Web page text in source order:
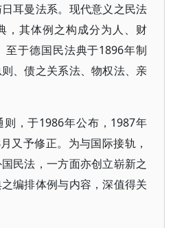
耳曼法系。现代意义之民法
，其体例之构成分为人、财
至于德国民法典于1896年制
、债之关系法、物权法、亲
，于1986年公布，1987年
又予修正。为与国际接轨，
民法，一方面亦创立崭新之
编排体例与内容，深值得关